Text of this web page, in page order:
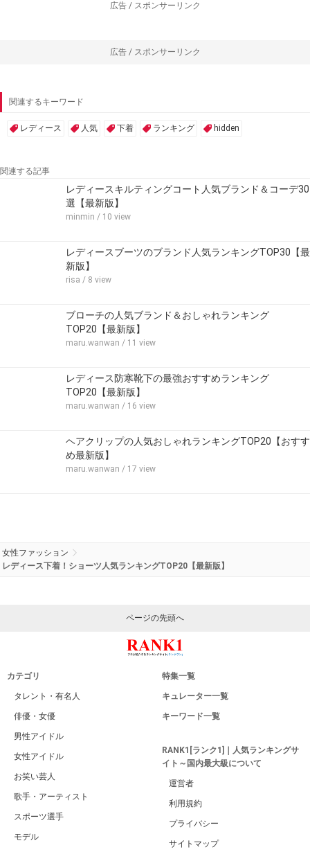
広告 / スポンサーリンク
広告 / スポンサーリンク
関連するキーワード
レディース 人気 下着 ランキング hidden
関連する記事
レディースキルティングコート人気ブランド＆コーデ30
選【最新版】
minmin / 10 view
レディースブーツのブランド人気ランキングTOP30【最
新版】
risa / 8 view
ブローチの人気ブランド＆おしゃれランキング
TOP20【最新版】
maru.wanwan / 11 view
レディース防寒靴下の最強おすすめランキング
TOP20【最新版】
maru.wanwan / 16 view
ヘアクリップの人気おしゃれランキングTOP20【おすす
め最新版】
maru.wanwan / 17 view
女性ファッション
レディース下着！ショーツ人気ランキングTOP20【最新版】
ページの先頭へ
カテゴリ
タレント・有名人
俳優・女優
男性アイドル
女性アイドル
お笑い芸人
歌手・アーティスト
スポーツ選手
モデル
特集一覧
キュレーター一覧
キーワード一覧
RANK1[ランク1]｜人気ランキングサ
イト～国内最大級について
運営者
利用規約
プライバシー
サイトマップ